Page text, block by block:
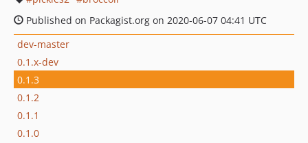
Published on Packagist.org on 2020-06-07 04:41 UTC
dev-master
0.1.x-dev
0.1.3
0.1.2
0.1.1
0.1.0